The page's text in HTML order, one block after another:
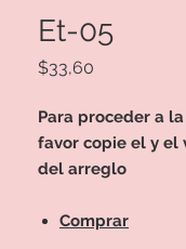
Et-05
$33,60
Para proceder a
favor copie el y el
del arreglo
Comprar